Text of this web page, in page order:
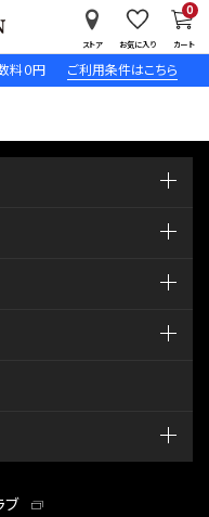
料０円 ご利用条件はこちら
ストア お気に入り カート
0
ブ